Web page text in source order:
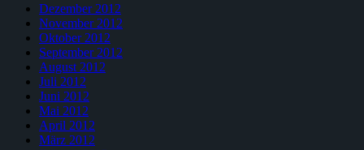
Dezember 2012
November 2012
Oktober 2012
September 2012
August 2012
Juli 2012
Juni 2012
Mai 2012
April 2012
März 2012